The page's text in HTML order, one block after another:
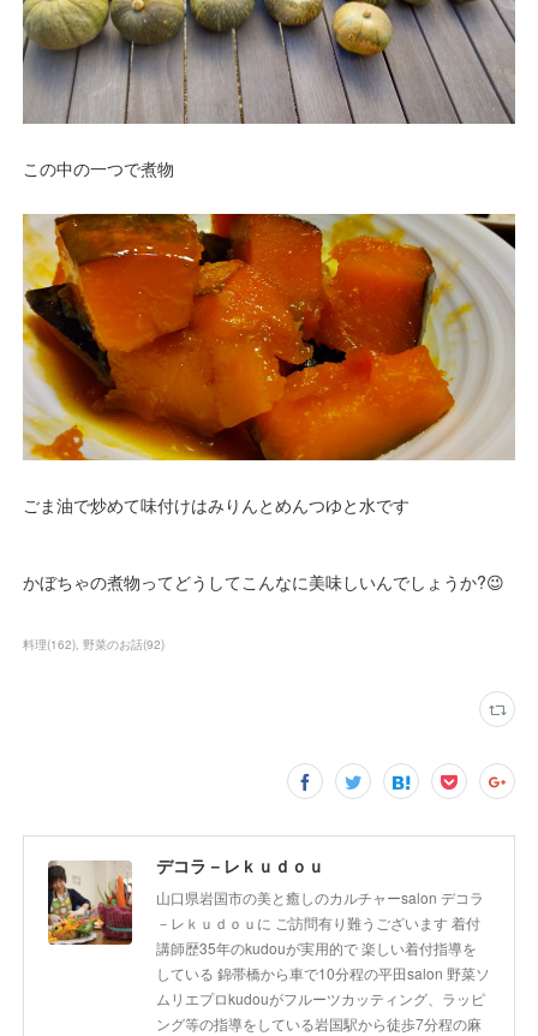
この中の一つで煮物
ごま油で炒めて味付けはみりんとめんつゆと水です
かぼちゃの煮物ってどうしてこんなに美味しいんでしょうか?😉
料理(162) 野菜のお話(92)
デコラ－レｋｕｄｏｕ
山口県岩国市の美と癒しのカルチャーsalon デコラ
－レｋｕｄｏｕに ご訪問有り難うございます 着付
講師歴35年のkudouが実用的で 楽しい着付指導を
している 錦帯橋から車で10分程の平田salon 野菜ソ
ムリエプロkudouがフルーツカッティング、ラッピ
ング等の指導をしている岩国駅から徒歩7分程の麻